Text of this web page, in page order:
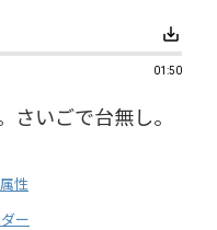
save_alt
01:50
いごで台無し。
性
ー